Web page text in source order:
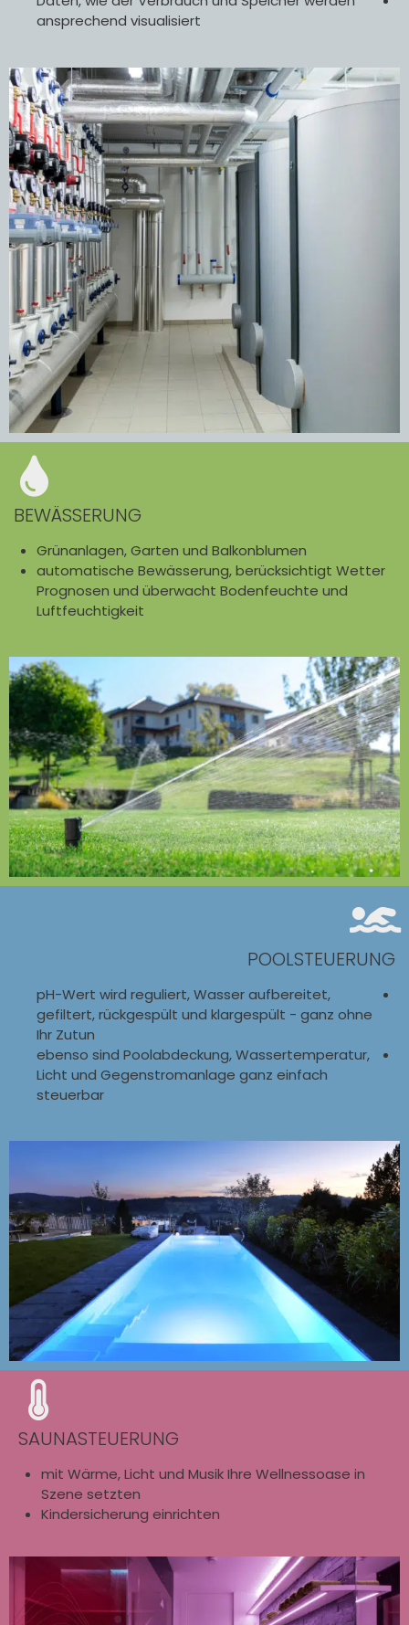
ansprechend visualisiert
BEWÄSSERUNG
Grünanlagen, Garten und Balkonblumen
automatische Bewässerung, berücksichtigt Wetter
Prognosen und überwacht Bodenfeuchte und
Luftfeuchtigkeit
POOLSTEUERUNG
pH-Wert wird reguliert, Wasser aufbereitet,
gefiltert, rückgespült und klargespült - ganz ohne
Ihr Zutun
ebenso sind Poolabdeckung, Wassertemperatur,
Licht und Gegenstromanlage ganz einfach
steuerbar
SAUNASTEUERUNG
mit Wärme, Licht und Musik Ihre Wellnessoase in
Szene setzten
Kindersicherung einrichten